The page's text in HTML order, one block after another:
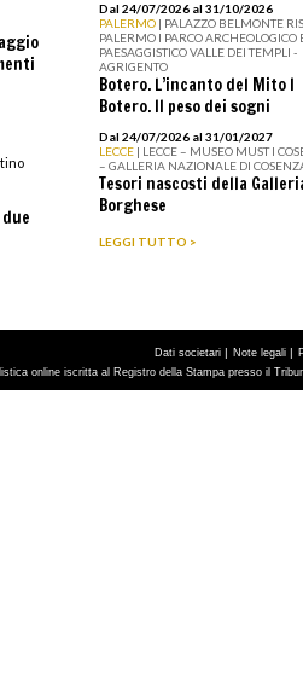
Dal 24/07/2026 al 31/10/2026
PALERMO | PALAZZO BELMONTE
PALERMO I PARCO ARCHEOLOGICO
PAESAGGISTICO VALLE DEI TEMPLI -
AGRIGENTO
Botero. L’incanto del Mito I
Botero. Il peso dei sogni
Dal 24/07/2026 al 31/01/2027
LECCE | LECCE – MUSEO MUST I
– GALLERIA NAZIONALE DI
Tesori nascosti della
Borghese
LEGGI TUTTO >
Dati societari | Note legali |
online iscritta al Registro della Stampa presso il